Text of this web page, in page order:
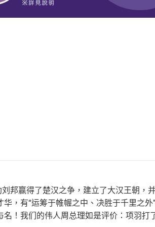
邦赢得了楚汉之争，建立了大汉王朝，
，有“运筹于帷幄之中、决胜于千里之外
！我们的伟人周总理如是评价：项羽打